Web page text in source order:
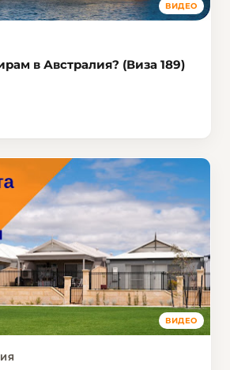
ВИДЕО
в Австралия? (Виза 189)
ВИДЕО